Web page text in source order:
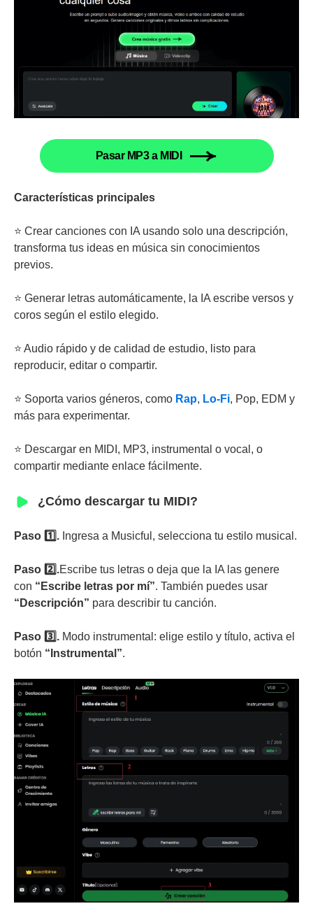
Pasar MP3 a MIDI
Características principales
⭐ Crear canciones con IA usando solo una descripción,
transforma tus ideas en música sin conocimientos
previos.
⭐ Generar letras automáticamente, la IA escribe versos y
coros según el estilo elegido.
⭐ Audio rápido y de calidad de estudio, listo para
reproducir, editar o compartir.
⭐ Soporta varios géneros, como Rap, Lo-Fi, Pop, EDM y
más para experimentar.
⭐ Descargar en MIDI, MP3, instrumental o vocal, o
compartir mediante enlace fácilmente.
¿Cómo descargar tu MIDI?
Paso 1️⃣. Ingresa a Musicful, selecciona tu estilo musical.
Paso 2️⃣.Escribe tus letras o deja que la IA las genere
con “Escribe letras por mí”. También puedes usar
“Descripción” para describir tu canción.
Paso 3️⃣. Modo instrumental: elige estilo y título, activa el
botón “Instrumental”.